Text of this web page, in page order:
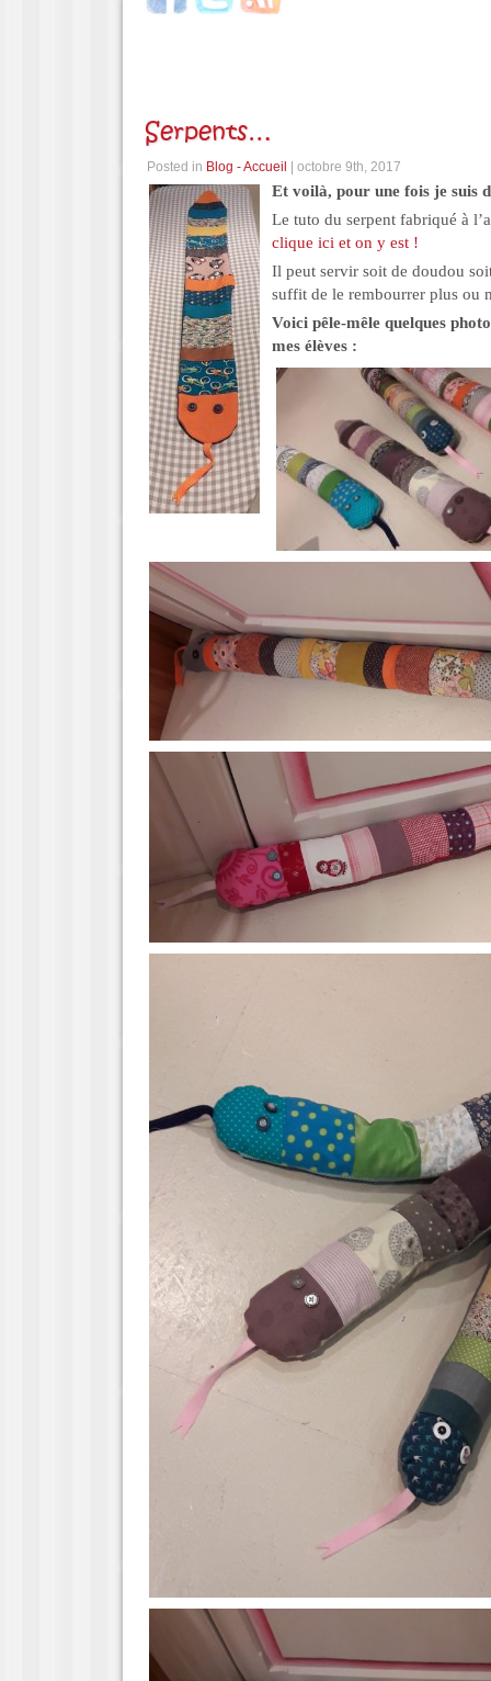
Serpents…
Posted in Blog - Accueil | octobre 9th, 2017
Et voilà, pour une fois je suis
Le tuto du serpent fabriqué à
clique ici et on y est !
Il peut servir soit de doudou
suffit de le rembourrer plus ou
Voici pêle-mêle quelques
mes élèves :